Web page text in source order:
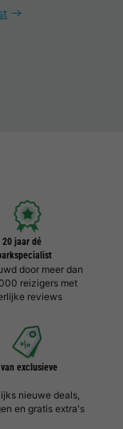
20 jaar dé
door meer dan
reizigers met
reviews
exclusieve
nieuwe deals,
en gratis extra's